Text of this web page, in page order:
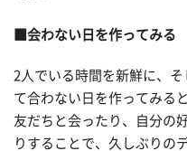
■会わない日を作ってみる
2人でいる時間を新鮮に、
て合わない日を作ってみる
友だちと会ったり、自分の
りすることで、久しぶりの